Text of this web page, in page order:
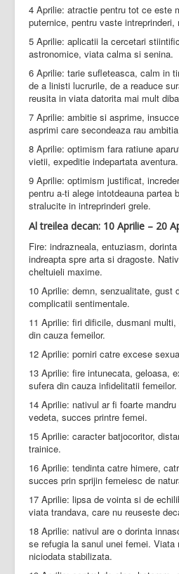
4 Aprilie: atractie pentru tot ce este
puternice, pentru vaste intreprinderi,
5 Aprilie: aplicatii la cercetari
astronomice, viata calma si senina.
6 Aprilie: tarie sufleteasca, calm in
de a linisti lucrurile, de a readuce
reusita in viata datorita mai mult
7 Aprilie: ambitie si asprime,
asprimi care secondeaza rau
8 Aprilie: optimism fara ratiune
vietii, expeditie indepartata aventura.
9 Aprilie: optimism justificat,
pentru a-ti alege intotdeauna partea
stralucite in intreprinderi grele.
Al treilea decan: 10 Aprilie – 20
Fire: indrazneala, entuziasm,
indreapta spre arta si dragoste.
cheltuieli maxime.
10 Aprilie: demn, senzualitate, gust
complicatii sentimentale.
11 Aprilie: firi dificile, dusmani
din cauza femeilor.
12 Aprilie: porniri catre excese
13 Aprilie: fire intunecata, geloasa,
sufera din cauza infidelitatii femeilor.
14 Aprilie: nativul ar fi foarte
vedeta, succes printre femei.
15 Aprilie: caracter batjocoritor,
trainice.
16 Aprilie: tendinta catre himere,
succes prin sprijin femeiesc de
17 Aprilie: lipsa de vointa si de
viata trandava, care nu reuseste
18 Aprilie: nativul are o dorinta
se refugia la sanul unei femei. Viata
niciodata stabilizata.